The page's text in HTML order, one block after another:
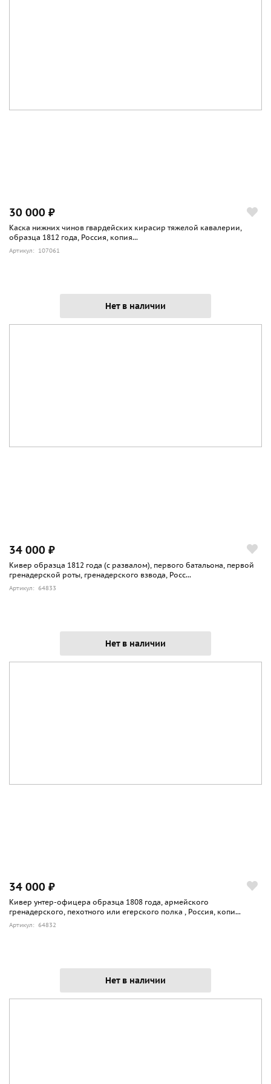
30 000 ₽
Каска нижних чинов гвардейских кирасир тяжелой кавалерии,
образца 1812 года, Россия, копия...
Артикул: 107061
Нет в наличии
34 000 ₽
Кивер образца 1812 года (с развалом), первого батальона, первой
гренадерской роты, гренадерского взвода, Росс...
Артикул: 64833
Нет в наличии
34 000 ₽
Кивер унтер-офицера образца 1808 года, армейского
гренадерского, пехотного или егерского полка , Россия, копи...
Артикул: 64832
Нет в наличии